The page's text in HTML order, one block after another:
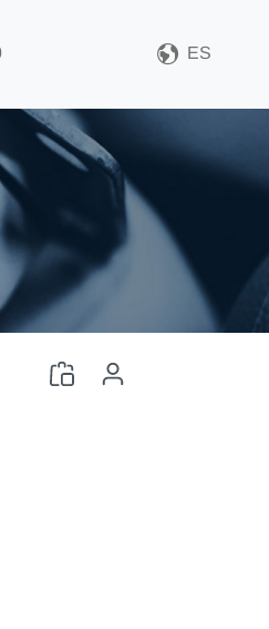
ES
su formato de
CAD
archivo CAD
Iniciar sesión
oRegistro